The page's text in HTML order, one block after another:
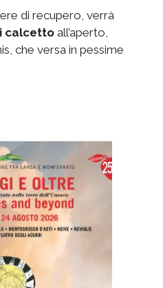
di recupero, verrà
calcetto all’aperto,
che versa in pessime